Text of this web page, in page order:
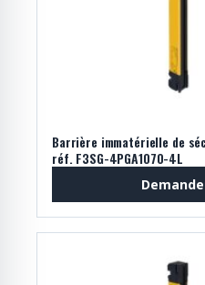
Barrière immatérielle de
réf. F3SG-4PGA1070-4L